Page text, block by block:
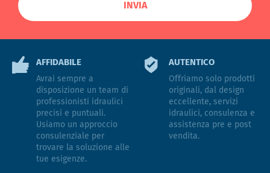
INVIA
AFFIDABILE
Avrai sempre a
disposizione un team di
professionisti idraulici
precisi e puntuali.
Usiamo un approccio
consulenziale per
trovare la soluzione alle
tue esigenze.
AUTENTICO
Offriamo solo prodotti
originali, dal design
eccellente, servizi
idraulici, consulenza e
assistenza pre e post
vendita.